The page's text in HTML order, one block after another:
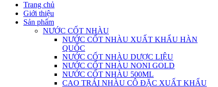
Trang chủ
Giới thiệu
Sản phẩm
NƯỚC CỐT NHÀU
NƯỚC CỐT NHÀU XUẤT KHẨU HÀN
QUỐC
NƯỚC CỐT NHÀU DƯỢC LIỆU
NƯỚC CỐT NHÀU NONI GOLD
NƯỚC CỐT NHÀU 500ML
CAO TRÁI NHÀU CÔ ĐẶC XUẤT KHẨU